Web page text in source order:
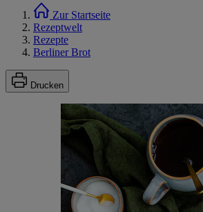
Zur Startseite
Rezeptwelt
Rezepte
Berliner Brot
Drucken